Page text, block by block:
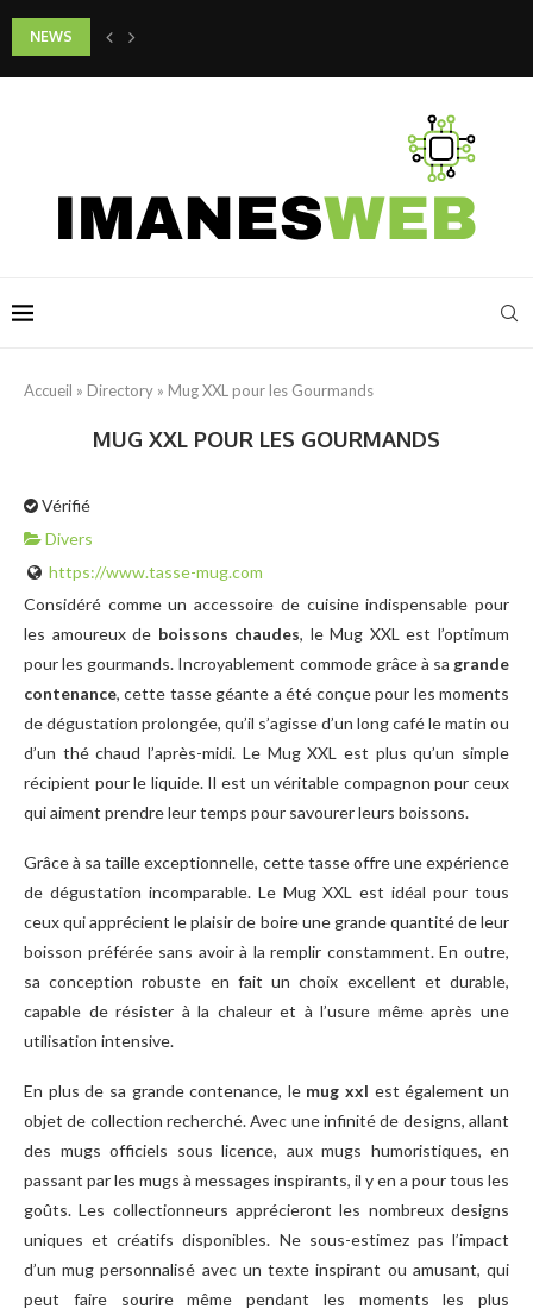
NEWS
Quels gestes adopter pour préserver la jeunesse de son cou et de son
Accueil » Directory » Mug XXL pour les Gourmands
MUG XXL POUR LES GOURMANDS
Vérifié
Divers
https://www.tasse-mug.com
Considéré comme un accessoire de cuisine indispensable pour
les amoureux de boissons chaudes, le Mug XXL est l’optimum
pour les gourmands. Incroyablement commode grâce à sa grande
contenance, cette tasse géante a été conçue pour les moments
de dégustation prolongée, qu’il s’agisse d’un long café le matin ou
d’un thé chaud l’après-midi. Le Mug XXL est plus qu’un simple
récipient pour le liquide. Il est un véritable compagnon pour ceux
qui aiment prendre leur temps pour savourer leurs boissons.
Grâce à sa taille exceptionnelle, cette tasse offre une expérience
de dégustation incomparable. Le Mug XXL est idéal pour tous
ceux qui apprécient le plaisir de boire une grande quantité de leur
boisson préférée sans avoir à la remplir constamment. En outre,
sa conception robuste en fait un choix excellent et durable,
capable de résister à la chaleur et à l’usure même après une
utilisation intensive.
En plus de sa grande contenance, le mug xxl est également un
objet de collection recherché. Avec une infinité de designs, allant
des mugs officiels sous licence, aux mugs humoristiques, en
passant par les mugs à messages inspirants, il y en a pour tous les
goûts. Les collectionneurs apprécieront les nombreux designs
uniques et créatifs disponibles. Ne sous-estimez pas l’impact
d’un mug personnalisé avec un texte inspirant ou amusant, qui
peut faire sourire même pendant les moments les plus